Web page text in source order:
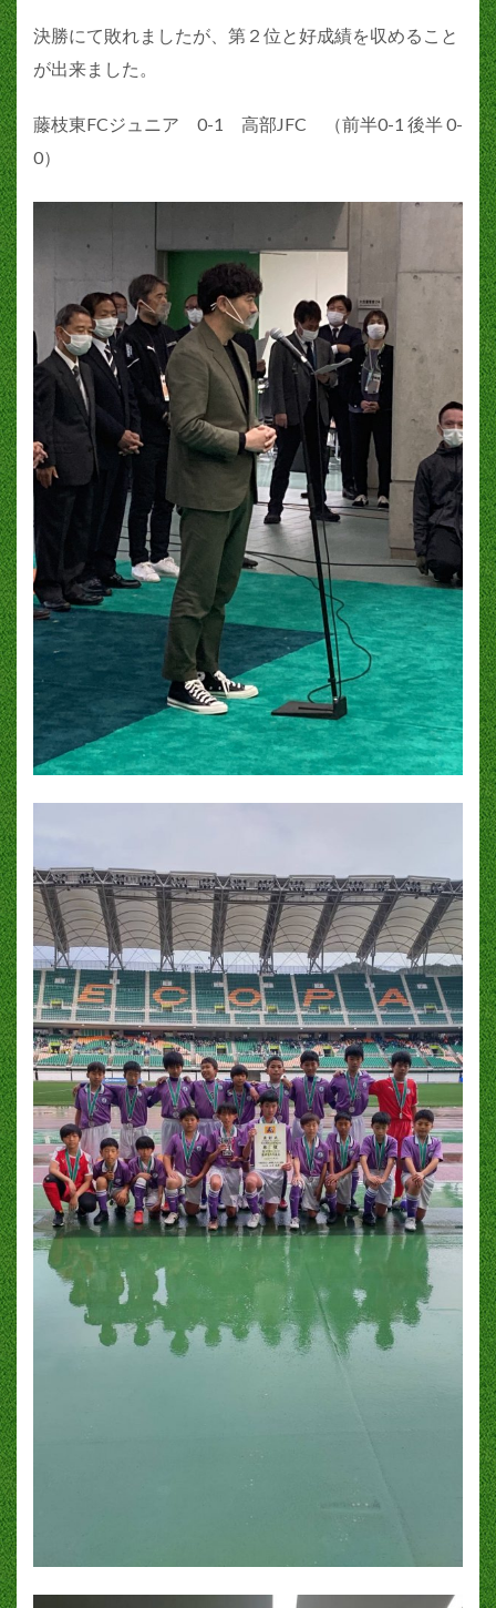
決勝にて敗れましたが、第２位と好成績を収めること
が出来ました。
藤枝東FCジュニア 0-1 高部JFC （前半0-1 後半 0-
0）